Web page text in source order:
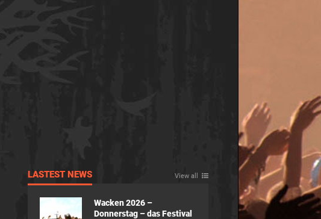
LASTEST NEWS View all
Wacken 2026 –
Donnerstag – das Festival